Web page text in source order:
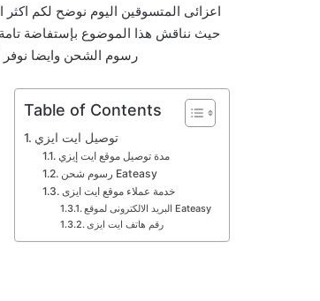
اعزائى المتسوقين اليوم نوضح لكم
حيث نناقش هذا الموضوع بإستفاضة
رسوم الشحن وايضا
Table of Contents
توصيل ايت ايزي
مدة توصيل موقع ايت إيزي
رسوم شحن Eateasy
خدمة عملاء موقع ايت ايزى
البريد الالكترونى لموقع Eateasy
رقم هاتف ايت ايزى